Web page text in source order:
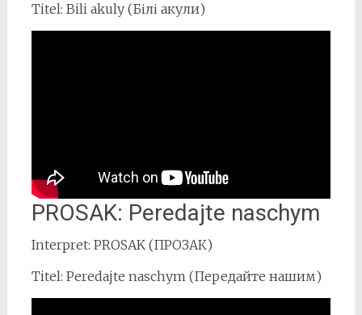
Titel: Bili akuly (Білі акули)
PROSAK: Peredajte naschym
Interpret: PROSAK (ПРОЗАК)
Titel: Peredajte naschym (Передайте нашим)